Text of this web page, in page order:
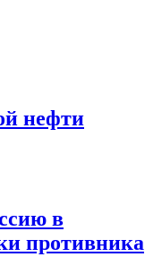
нефти
в
противника